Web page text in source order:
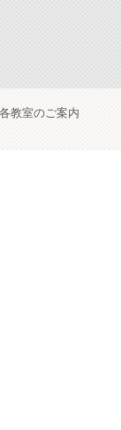
各教室のご案内